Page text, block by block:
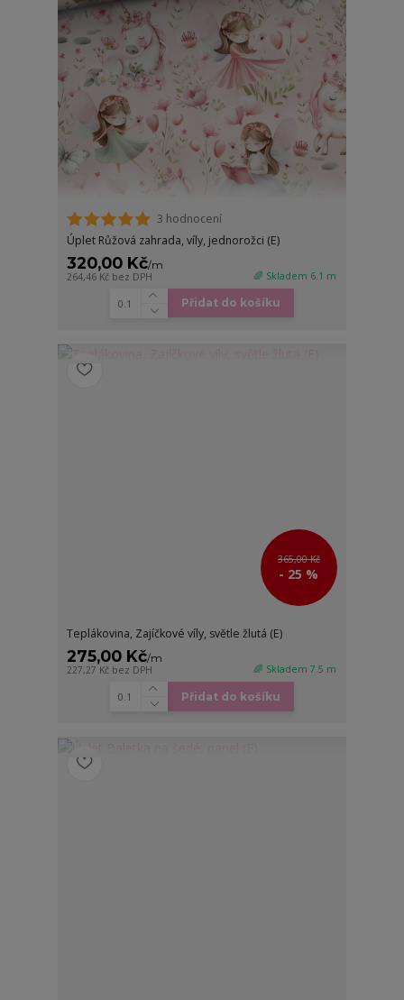
3 hodnocení
Úplet Růžová zahrada, víly, jednorožci (E)
320,00 Kč/m
264,46 Kč bez DPH 🌈 Skladem 6.1 m
Přidat do košíku
365,00 Kč
- 25 %
Teplákovina, Zajíčkové víly, světle žlutá (E)
275,00 Kč/m
227,27 Kč bez DPH 🌈 Skladem 7.5 m
Přidat do košíku